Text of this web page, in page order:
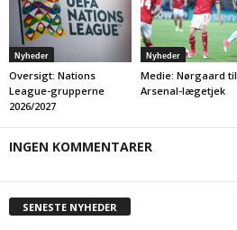
Nyheder
Oversigt: Nations
League-grupperne
2026/2027
Nyheder
Medie: Nørgaard til
Arsenal-lægetjek
INGEN KOMMENTARER
SENESTE NYHEDER